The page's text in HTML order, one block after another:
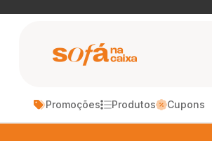
Sofá na Caixa
Promoções Produtos Cupons